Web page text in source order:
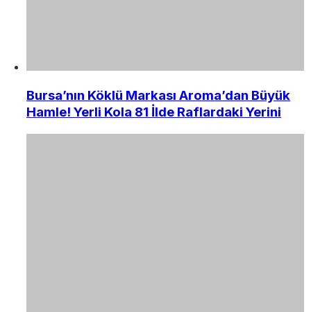
Bursa’nın Köklü Markası Aroma’dan Büyük
Hamle! Yerli Kola 81 İlde Raflardaki Yerini